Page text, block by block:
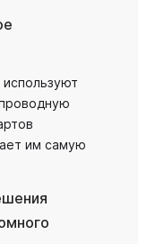
им самую